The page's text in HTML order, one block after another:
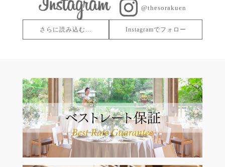
@thesorakuen
さらに読み込む… Instagramでフォロー